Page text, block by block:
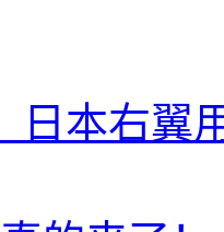
日本右翼